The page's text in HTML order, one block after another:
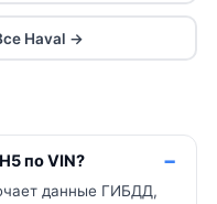
Haval →
по VIN?
данные ГИБДД,